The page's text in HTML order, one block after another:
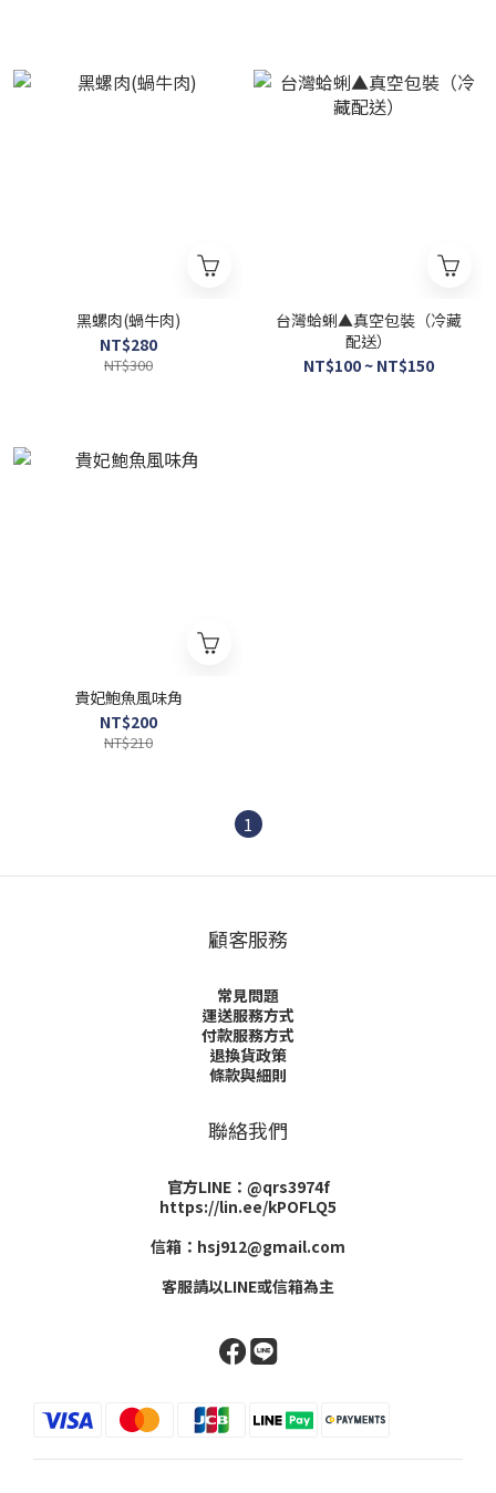
黑螺肉(蝸牛肉)
NT$280
NT$300
台灣蛤蜊▲真空包裝（冷藏
配送）
NT$100 ~ NT$150
貴妃鮑魚風味角
NT$200
NT$210
1
顧客服務
常見問題
運送服務方式
付款服務方式
退換貨政策
條款與細則
聯絡我們
官方LINE：@qrs3974f
https://lin.ee/kPOFLQ5
信箱：hsj912@gmail.com
客服請以LINE或信箱為主